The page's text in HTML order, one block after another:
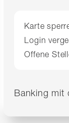
Karte
Login
Offene
Banking mit